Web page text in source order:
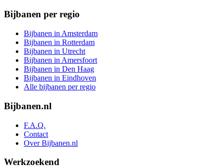
Bijbanen per regio
Bijbanen in Amsterdam
Bijbanen in Rotterdam
Bijbanen in Utrecht
Bijbanen in Amersfoort
Bijbanen in Den Haag
Bijbanen in Eindhoven
Alle bijbanen per regio
Bijbanen.nl
F.A.Q.
Contact
Over Bijbanen.nl
Werkzoekend